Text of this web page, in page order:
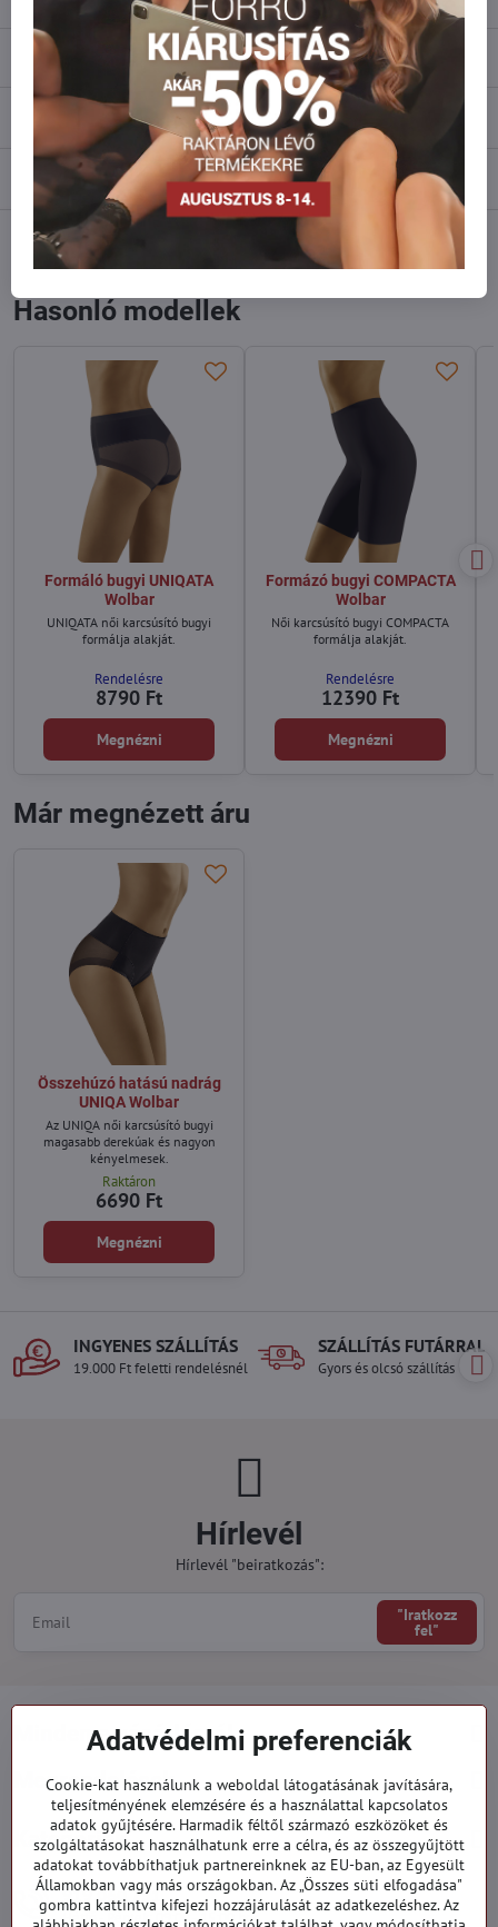
Leírás
0
Fórum 0
Facebook Reddit LinkedIn
mail
Hasonló modellek
Formáló bugyi UNIQATA
Wolbar
UNIQATA női karcsúsító bugyi
formálja alakját.
Rendelésre
8790 Ft
Megnézni
Formázó bugyi COMPACTA
Wolbar
Női karcsúsító bugyi COMPACTA
formálja alakját.
Rendelésre
12390 Ft
Megnézni
Már megnézett áru
Összehúzó hatású nadrág
UNIQA Wolbar
Az UNIQA női karcsúsító bugyi
magasabb derekúak és nagyon
kényelmesek.
Raktáron
6690 Ft
Megnézni
INGYENES SZÁLLÍTÁS
19.000 Ft feletti rendelésnél
SZÁLLÍTÁS FUTÁRRAL
Gyors és olcsó szállítás
Hírlevél
Hírlevél "beiratkozás":
"Iratkozz
fel"
Minden a vásárlásról
Megrendelések
Kategóriák
919 060 751
Hétfő - Péntek: 09:00 - 15:00 hod.
Adatvédelmi preferenciák
Cookie-kat használunk a weboldal látogatásának javítására,
teljesítményének elemzésére és a használattal kapcsolatos
adatok gyűjtésére. Harmadik féltől származó eszközöket és
szolgáltatásokat használhatunk erre a célra, és az összegyűjtött
adatokat továbbíthatjuk partnereinknek az EU-ban, az Egyesült
Államokban vagy más országokban. Az „Összes süti elfogadása"
gombra kattintva kifejezi hozzájárulását az adatkezeléshez. Az